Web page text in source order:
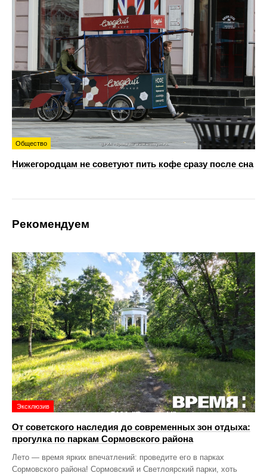
Общество
Нижегородцам не советуют пить кофе сразу после сна
Рекомендуем
Эксклюзив
От советского наследия до современных зон отдыха:
прогулка по паркам Сормовского района
Лето — время ярких впечатлений: проведите его в парках
Сормовского района! Сормовский и Светлоярский парки, хоть